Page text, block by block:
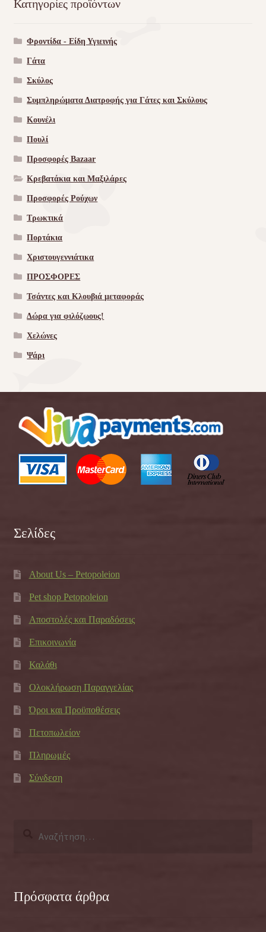
Κατηγορίες προϊόντων
Φροντίδα - Είδη Υγιεινής
Γάτα
Σκύλος
Συμπληρώματα Διατροφής για Γάτες και Σκύλους
Κουνέλι
Πουλί
Προσφορές Bazaar
Κρεβατάκια και Μαξιλάρες
Προσφορές Ρούχων
Τρωκτικά
Πορτάκια
Χριστουγεννιάτικα
ΠΡΟΣΦΟΡΕΣ
Τσάντες και Κλουβιά μεταφοράς
Δώρα για φιλόζωους!
Χελώνες
Ψάρι
Σελίδες
About Us – Petopoleion
Pet shop Petopoleion
Αποστολές και Παραδόσεις
Επικοινωνία
Καλάθι
Ολοκλήρωση Παραγγελίας
Όροι και Προϋποθέσεις
Πετοπωλείον
Πληρωμές
Σύνδεση
Πρόσφατα άρθρα